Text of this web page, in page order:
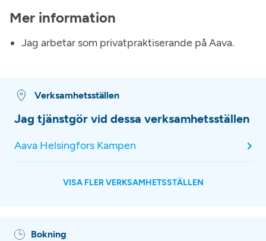
Mer information
Jag arbetar som privatpraktiserande på Aava.
Verksamhetsställen
Jag tjänstgör vid dessa verksamhetsställen
Aava Helsingfors Kampen
VISA FLER VERKSAMHETSSTÄLLEN
Bokning